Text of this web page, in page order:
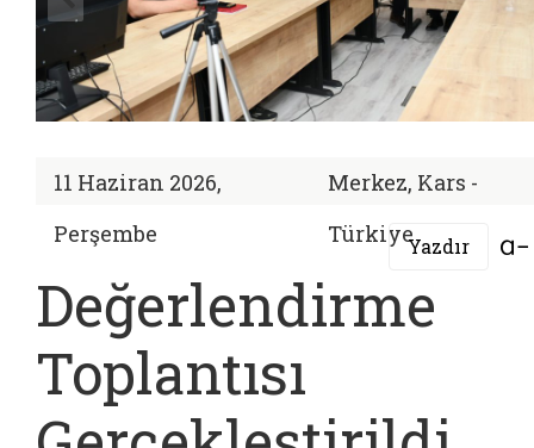
11 Haziran 2026,
Perşembe
Merkez, Kars -
TürkiyeYazdır
Değerlendirme
Toplantısı